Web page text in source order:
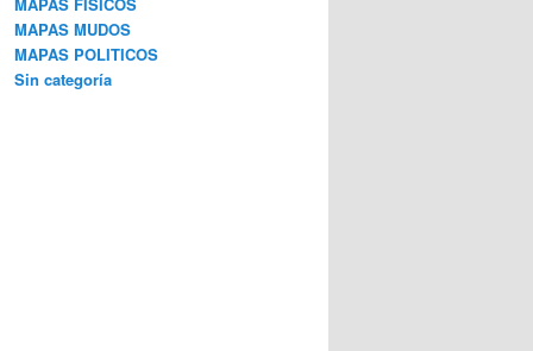
MAPAS MUDOS
MAPAS POLITICOS
Sin categoría